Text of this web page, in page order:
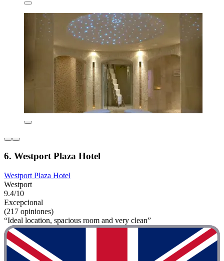
6. Westport Plaza Hotel
Westport Plaza Hotel
Westport
9.4/10
Excepcional
(217 opiniones)
“Ideal location, spacious room and very clean”